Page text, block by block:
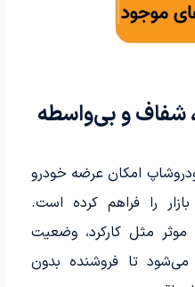
شفاف و بی‌واسطه
امکان عرضه خودرو
را فراهم کرده است.
مثل کارکرد، وضعیت
می‌شود تا فروشنده بدون